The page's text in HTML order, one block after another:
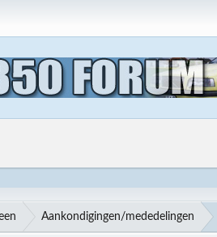
Aankondigingen/mededelingen